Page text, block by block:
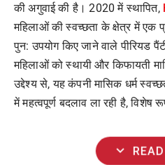
की अगुवाई की है। 2020में स्थापित,
महिलाओं की स्वच्छता के क्षेत्र में एक
पुन:उपयोग किए जाने वाले पीरियड
महिलाओं को स्थायी और किफायती
उद्देश्य से,यह कंपनी मासिक धर्म
में महत्वपूर्ण बदलाव ला रही है,विशेष
expand_more